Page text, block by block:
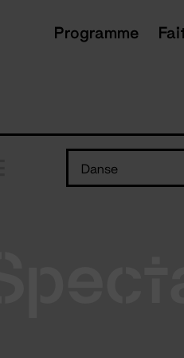
Programme
Danse